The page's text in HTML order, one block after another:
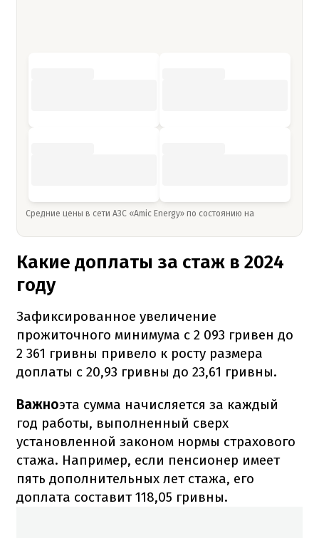
Средние цены в сети АЗС «Amic Energy» по состоянию на
Какие доплаты за стаж в 2024
году
Зафиксированное увеличение
прожиточного минимума с 2 093 гривен до
2 361 гривны привело к росту размера
доплаты с 20,93 гривны до 23,61 гривны.
Важноэта сумма начисляется за каждый
год работы, выполненный сверх
установленной законом нормы страхового
стажа. Например, если пенсионер имеет
пять дополнительных лет стажа, его
доплата составит 118,05 гривны.